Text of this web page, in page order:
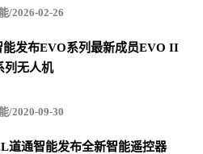
/2026-02-26
能发布EVO系列最新成员EVO II
列无人机
/2020-09-30
道通智能发布全新智能遥控器